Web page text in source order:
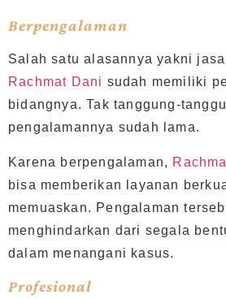
Berpengalaman
Salah satu alasannya yakni
Rachmat Dani sudah memiliki
bidangnya. Tak tanggung-
pengalamannya sudah lama.
Karena berpengalaman,
bisa memberikan layanan
memuaskan. Pengalaman
menghindarkan dari segala
dalam menangani kasus.
Profesional